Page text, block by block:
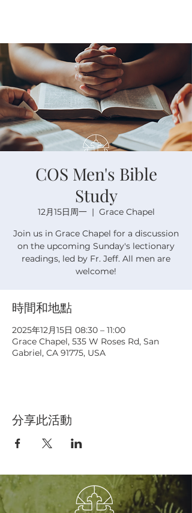
COS Men's Bible
Study
12月15日周一
  |
Grace Chapel
Join us in Grace Chapel for a discussion
on the upcoming Sunday's lectionary
readings, led by Fr. Jeff. All men are
welcome!
時間和地點
2025年12月15日 08:30 – 11:00
Grace Chapel, 535 W Roses Rd, San
Gabriel, CA 91775, USA
分享此活動